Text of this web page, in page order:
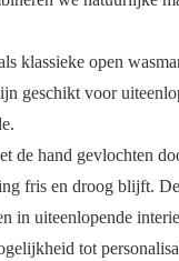
open
geschikt voor
hand gevlochten
fris en droog blijft.
in uiteenlopende
tot